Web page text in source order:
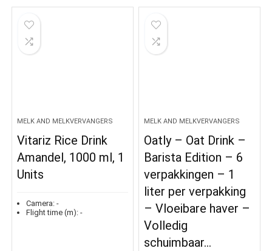
MELK AND MELKVERVANGERS
Vitariz Rice Drink
Amandel, 1000 ml, 1
Units
Camera: -
Flight time (m): -
MELK AND MELKVERVANGERS
Oatly – Oat Drink –
Barista Edition – 6
verpakkingen – 1
liter per verpakking
– Vloeibare haver –
Volledig
schuimbaar…